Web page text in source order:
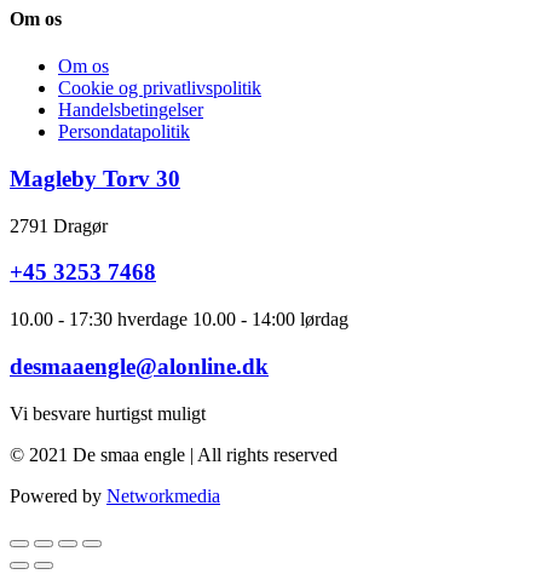
Om os
Om os
Cookie og privatlivspolitik
Handelsbetingelser
Persondatapolitik
Magleby Torv 30
2791 Dragør
+45 3253 7468
10.00 - 17:30 hverdage 10.00 - 14:00 lørdag
desmaaengle@alonline.dk
Vi besvare hurtigst muligt
© 2021 De smaa engle | All rights reserved
Powered by Networkmedia